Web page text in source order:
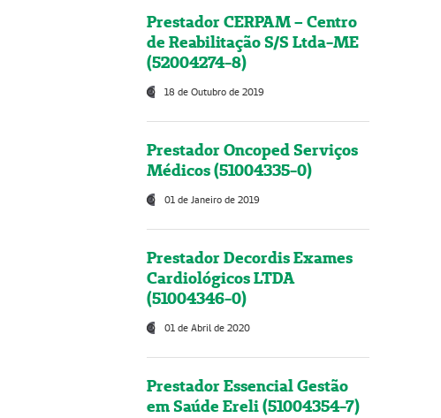
Prestador CERPAM – Centro
de Reabilitação S/S Ltda-ME
(52004274-8)
18 de Outubro de 2019
Prestador Oncoped Serviços
Médicos (51004335-0)
01 de Janeiro de 2019
Prestador Decordis Exames
Cardiológicos LTDA
(51004346-0)
01 de Abril de 2020
Prestador Essencial Gestão
em Saúde Ereli (51004354-7)